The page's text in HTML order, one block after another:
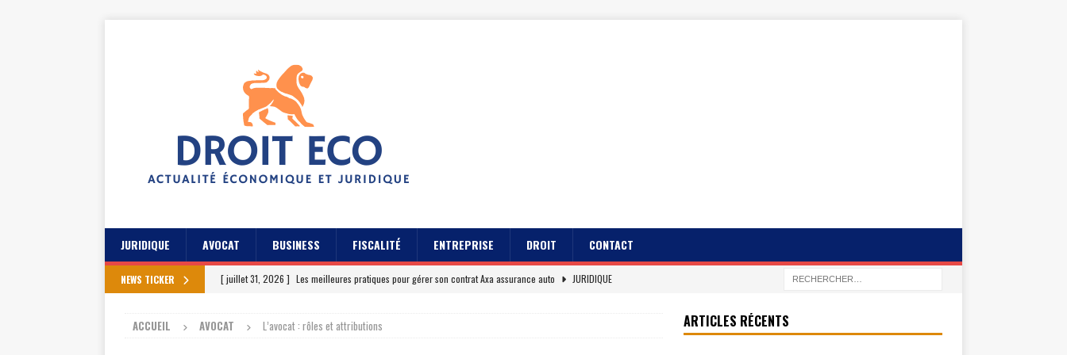
JURIDIQUE AVOCAT BUSINESS FISCALITÉ ENTREPRISE DROIT CONTACT
NEWS TICKER [ juillet 31, 2026 ] Les meilleures pratiques pour gérer son contrat Axa assurance auto
JURIDIQUE
[ juillet 23, 2026 ] Les témoignages clients sur Axa assurance auto en 2026
ACCUEIL AVOCAT L’avocat : rôles et attributions ARTICLES RÉCENTS